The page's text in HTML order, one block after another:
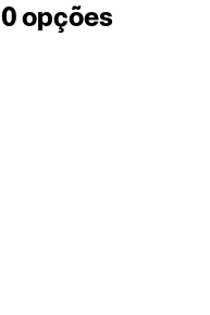
0 opções